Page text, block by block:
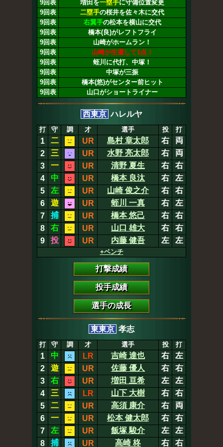
9回表 増田を一塁手に守備位置変更
9回表
二塁手の桜井を佐々木に交代
9回表
右翼手の松本を横山に交代
9回表
橋本(良)がレフトフライ
9回表
山崎がホームラン！
9回表
山崎が生還して1点！
9回表
蛭川に代打、中塚！
9回表
中塚が三振
9回表
橋本(悠)がセンター前ヒット
9回表
山口がショートライナー
西東京 ハレルヤ
打 守 調 才 選手 投 打
1 二 UR 島村 章太郎 右
両
2
三 UR 水野 亮太郎 右
両
3
一 UR 清野 夏生 右
右
4
中 UR 橋本 良汰 右
左
5
左 UR 山崎 俊之介 右
右
6
遊 UR 蛭川 一真 右
左
7
捕 UR 橋本 悠己 右
右
8
右 UR 山口 雄大 右
右
9
投 UR 内藤 健吾 左 左
+ベンチ
打撃成績
投手成績
選手の成長
東東京 孝志
打 守 調 才 選手 投 打
1 中 LR 吉崎 達也 右
左
2
遊 UR 佐藤 優人 右
右
3
右 UR 増田 亘希 左
左
4
三 LR 山下 大樹 右
右
5
二 UR 高須 康介 右
両
6
一 UR 松本 健太郎 右
右
7
左 UR 飯塚 駿介 左
左
8
捕 UR 高崎 柊 右 右